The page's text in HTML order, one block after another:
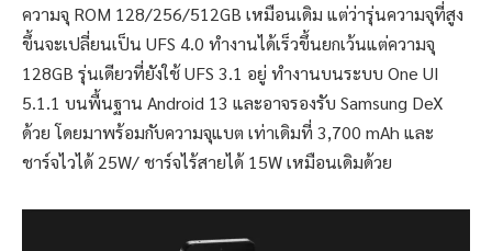
ความจุ ROM 128/256/512GB เหมือนเดิม แต่ว่ารุ่นความจุที่สูง
ขึ้นจะเปลี่ยนเป็น UFS 4.0 ทำงานได้เร็วขึ้นยกเว้นแต่ความจุ
128GB รุ่นเดียวที่ยังใช้ UFS 3.1 อยู่ ทำงานบนระบบ One UI
5.1.1 บนพื้นฐาน Android 13 และอาจรองรับ Samsung DeX
ด้วย โดยมาพร้อมกับความจุแบต เท่าเดิมที่ 3,700 mAh และ
ชาร์จไวได้ 25W/ ชาร์จไร้สายได้ 15W เหมือนเดิมด้วย